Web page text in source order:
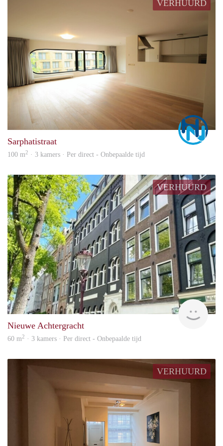
VERHUURD
Sarphatistraat
100 m2 · 3 kamers · Per direct - Onbepaalde tijd
VERHUURD
Nieuwe Achtergracht
60 m2 · 3 kamers · Per direct - Onbepaalde tijd
VERHUURD